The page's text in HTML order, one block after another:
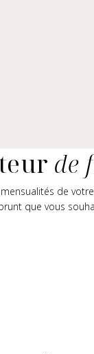
de
de
que vous